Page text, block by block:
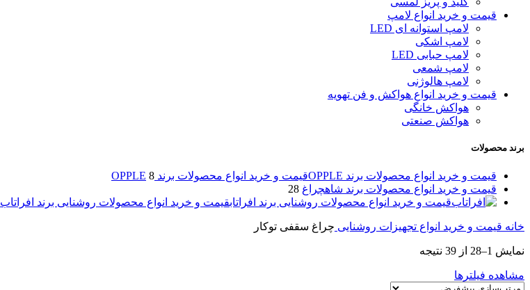
قیمت و خرید انواع لامپ
لامپ استوانه ای LED
لامپ اشکی
لامپ حبابی LED
لامپ شمعی
لامپ هالوژنی
قیمت و خرید انواع هواکش و فن تهویه
هواکش خانگی
هواکش صنعتی
برند محصولات
قیمت و خرید انواع محصولات برند OPPLE قیمت و خرید انواع محصولات برند OPPLE 8
قیمت و خرید انواع محصولات برند شاهچراغ 28
قیمت و خرید انواع محصولات روشنایی برند افراتابقیمت و خرید انواع محصولات روشنایی برند افراتاب
خانه قیمت و خرید انواع تجهیزات روشنایی چراغ سقفی توکار
نمایش 1–28 از 39 نتیجه
مشاهده فیلترها